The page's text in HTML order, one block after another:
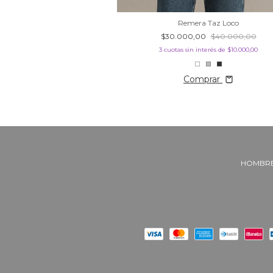
Remera Taz Loco
$30.000,00 $40.000,00
3 cuotas sin interés de $10.000,00
Comprar